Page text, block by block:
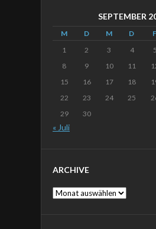
SEPTEMBER
M D M D F
1
2 3 4 5
8
9 10 11
15
16 17 18
22
23 24 25
29
30
« Juli
ARCHIVE
Archive